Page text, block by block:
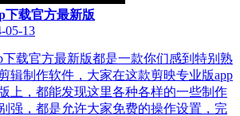
下载官方最新版
05-13
下载官方最新版都是一款你们感到特别熟
辑制作软件，大家在这款剪映专业版app
上，都能发现这里各种各样的一些制作
强，都是允许大家免费的操作设置，完